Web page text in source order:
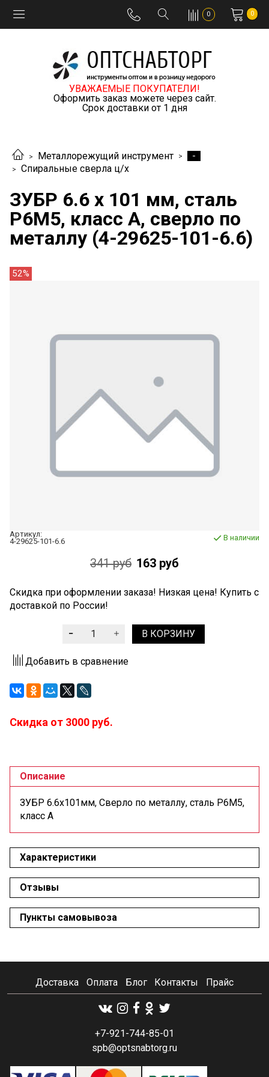
0 0
УВАЖАЕМЫЕ ПОКУПАТЕЛИ!
Оформить заказ можете через сайт.
Срок доставки от 1 дня
Металлорежущий инструмент
-
Спиральные сверла ц/х
ЗУБР 6.6 х 101 мм, сталь
Р6М5, класс А, сверло по
металлу (4-29625-101-6.6)
52%
Артикул:
4-29625-101-6.6
В наличии
341 руб 163 руб
Скидка при оформлении заказа! Низкая цена! Купить с
доставкой по России!
В КОРЗИНУ
Добавить в сравнение
Скидка от 3000 руб.
Описание
ЗУБР 6.6х101мм, Сверло по металлу, сталь Р6М5,
класс А
Характеристики
Отзывы
Пункты самовывоза
Доставка Оплата Блог Контакты Прайс
+7-921-744-85-01
spb@optsnabtorg.ru